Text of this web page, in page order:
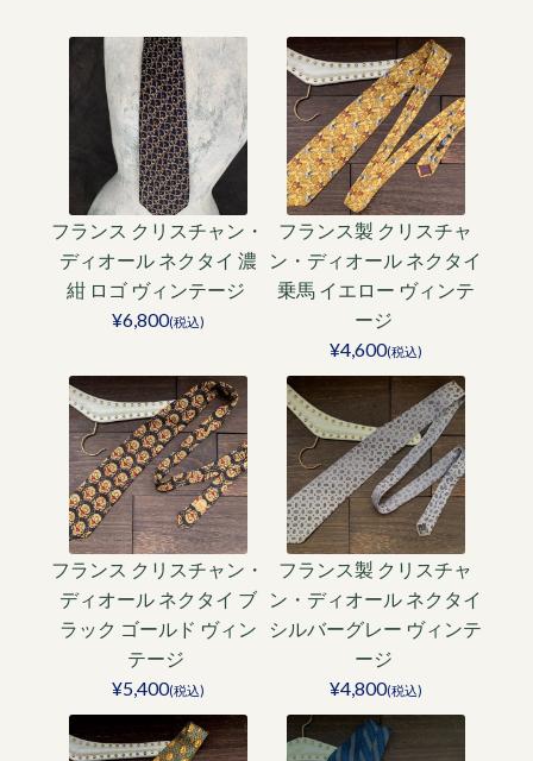
フランス クリスチャン・
ディオール ネクタイ 濃
紺 ロゴ ヴィンテージ
¥6,800(税込)
フランス製 クリスチャ
ン・ディオール ネクタイ
乗馬 イエロー ヴィンテ
ージ
¥4,600(税込)
フランス クリスチャン・
ディオール ネクタイ ブ
ラック ゴールド ヴィン
テージ
¥5,400(税込)
フランス製 クリスチャ
ン・ディオール ネクタイ
シルバーグレー ヴィンテ
ージ
¥4,800(税込)